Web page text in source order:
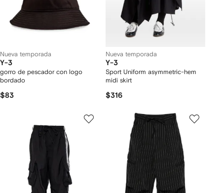
Nueva temporada
Y-3
gorro de pescador con logo
bordado
$83
Nueva temporada
Y-3
Sport Uniform asymmetric-hem
midi skirt
$316